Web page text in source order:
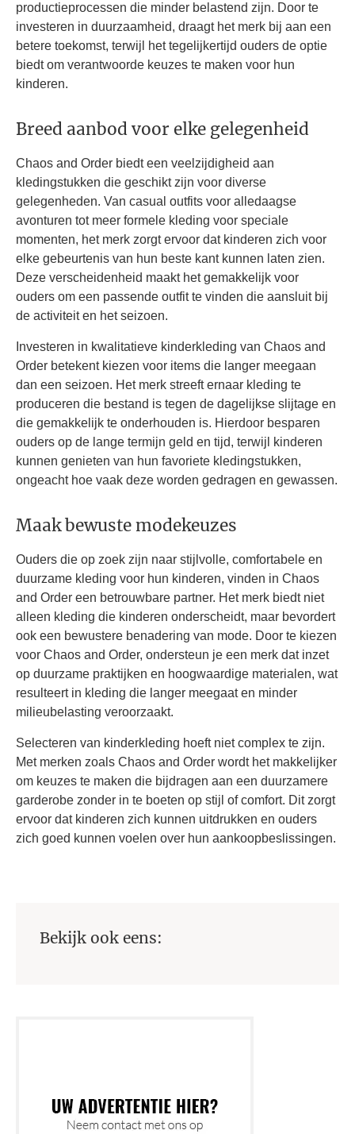
productieprocessen die minder belastend zijn. Door te
investeren in duurzaamheid, draagt het merk bij aan een
betere toekomst, terwijl het tegelijkertijd ouders de optie
biedt om verantwoorde keuzes te maken voor hun
kinderen.
Breed aanbod voor elke gelegenheid
Chaos and Order biedt een veelzijdigheid aan
kledingstukken die geschikt zijn voor diverse
gelegenheden. Van casual outfits voor alledaagse
avonturen tot meer formele kleding voor speciale
momenten, het merk zorgt ervoor dat kinderen zich voor
elke gebeurtenis van hun beste kant kunnen laten zien.
Deze verscheidenheid maakt het gemakkelijk voor
ouders om een passende outfit te vinden die aansluit bij
de activiteit en het seizoen.
Investeren in kwalitatieve kinderkleding van Chaos and
Order betekent kiezen voor items die langer meegaan
dan een seizoen. Het merk streeft ernaar kleding te
produceren die bestand is tegen de dagelijkse slijtage en
die gemakkelijk te onderhouden is. Hierdoor besparen
ouders op de lange termijn geld en tijd, terwijl kinderen
kunnen genieten van hun favoriete kledingstukken,
ongeacht hoe vaak deze worden gedragen en gewassen.
Maak bewuste modekeuzes
Ouders die op zoek zijn naar stijlvolle, comfortabele en
duurzame kleding voor hun kinderen, vinden in Chaos
and Order een betrouwbare partner. Het merk biedt niet
alleen kleding die kinderen onderscheidt, maar bevordert
ook een bewustere benadering van mode. Door te kiezen
voor Chaos and Order, ondersteun je een merk dat inzet
op duurzame praktijken en hoogwaardige materialen, wat
resulteert in kleding die langer meegaat en minder
milieubelasting veroorzaakt.
Selecteren van kinderkleding hoeft niet complex te zijn.
Met merken zoals Chaos and Order wordt het makkelijker
om keuzes te maken die bijdragen aan een duurzamere
garderobe zonder in te boeten op stijl of comfort. Dit zorgt
ervoor dat kinderen zich kunnen uitdrukken en ouders
zich goed kunnen voelen over hun aankoopbeslissingen.
Bekijk ook eens: